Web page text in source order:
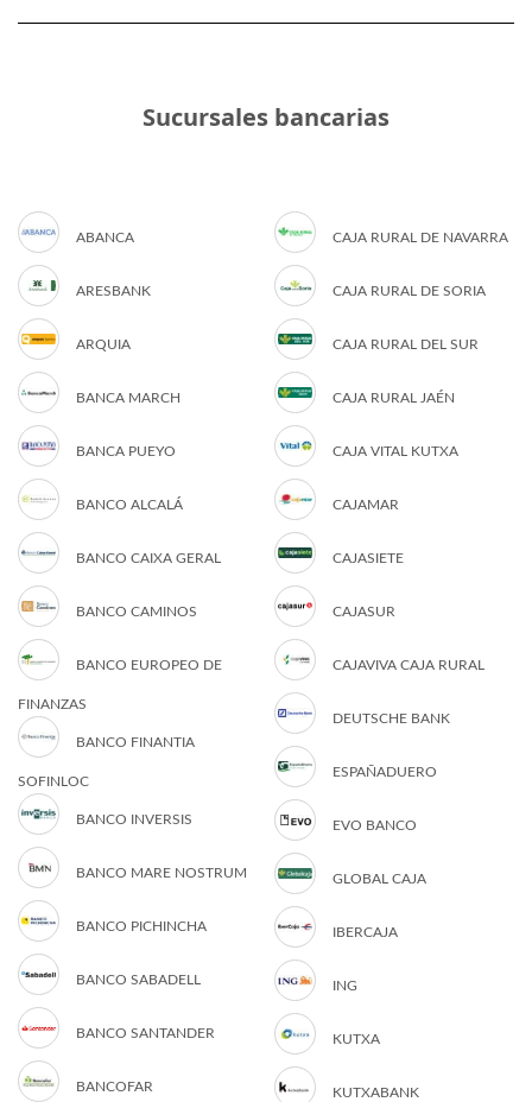
Sucursales bancarias
ABANCA
ARESBANK
ARQUIA
BANCA MARCH
BANCA PUEYO
BANCO ALCALÁ
BANCO CAIXA GERAL
BANCO CAMINOS
BANCO EUROPEO DE
FINANZAS
BANCO FINANTIA
SOFINLOC
BANCO INVERSIS
BANCO MARE NOSTRUM
BANCO PICHINCHA
BANCO SABADELL
BANCO SANTANDER
BANCOFAR
CAJA RURAL DE NAVARRA
CAJA RURAL DE SORIA
CAJA RURAL DEL SUR
CAJA RURAL JAÉN
CAJA VITAL KUTXA
CAJAMAR
CAJASIETE
CAJASUR
CAJAVIVA CAJA RURAL
DEUTSCHE BANK
ESPAÑADUERO
EVO BANCO
GLOBAL CAJA
IBERCAJA
ING
KUTXA
KUTXABANK